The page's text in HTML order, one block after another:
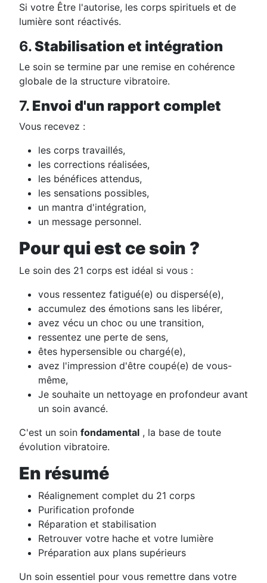
Si votre Être l'autorise, les corps spirituels et de
lumière sont réactivés.
6.Stabilisation et intégration
Le soin se termine par une remise en cohérence
globale de la structure vibratoire.
7. Envoi d'un rapport complet
Vous recevez :
les corps travaillés,
les corrections réalisées,
les bénéfices attendus,
les sensations possibles,
un mantra d'intégration,
un message personnel.
Pour qui est ce soin ?
Le soin des 21 corps est idéal si vous :
vous ressentez fatigué(e) ou dispersé(e),
accumulez des émotions sans les libérer,
avez vécu un choc ou une transition,
ressentez une perte de sens,
êtes hypersensible ou chargé(e),
avez l'impression d'être coupé(e) de vous-
même,
Je souhaite un nettoyage en profondeur avant
un soin avancé.
C'est un soin fondamental , la base de toute
évolution vibratoire.
En résumé
Réalignement complet du 21 corps
Purification profonde
Réparation et stabilisation
Retrouver votre hache et votre lumière
Préparation aux plans supérieurs
Un soin essentiel pour vous remettre dans votre